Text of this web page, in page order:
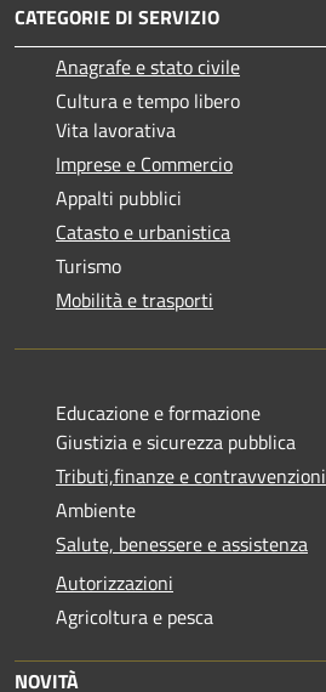
CATEGORIE DI SERVIZIO
Anagrafe e stato civile
Cultura e tempo libero
Vita lavorativa
Imprese e Commercio
Appalti pubblici
Catasto e urbanistica
Turismo
Mobilità e trasporti
Educazione e formazione
Giustizia e sicurezza pubblica
Tributi,finanze e contravvenzioni
Ambiente
Salute, benessere e assistenza
Autorizzazioni
Agricoltura e pesca
NOVITÀ